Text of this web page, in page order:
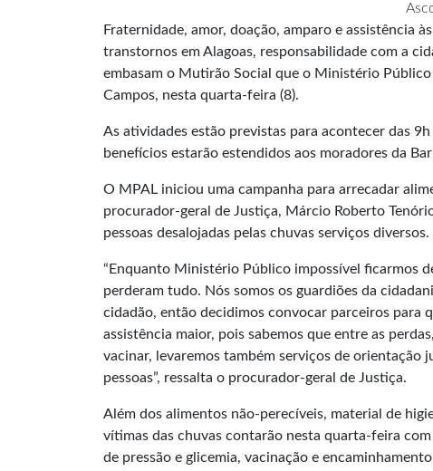
Fraternidade, amor, doação, amparo e assistência
transtornos em Alagoas, responsabilidade com a
embasam o Mutirão Social que o Ministério
Campos, nesta quarta-feira (8).
As atividades estão previstas para acontecer das
benefícios estarão estendidos aos moradores da
O MPAL iniciou uma campanha para arrecadar
procurador-geral de Justiça, Márcio Roberto
pessoas desalojadas pelas chuvas serviços diversos.
“Enquanto Ministério Público impossível ficarmos
perderam tudo. Nós somos os guardiões da
cidadão, então decidimos convocar parceiros para
assistência maior, pois sabemos que entre as
vacinar, levaremos também serviços de
pessoas”, ressalta o procurador-geral de Justiça.
Além dos alimentos não-perecíveis, material de
vítimas das chuvas contarão nesta quarta-feira
de pressão e glicemia, vacinação e